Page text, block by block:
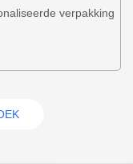
verpakking